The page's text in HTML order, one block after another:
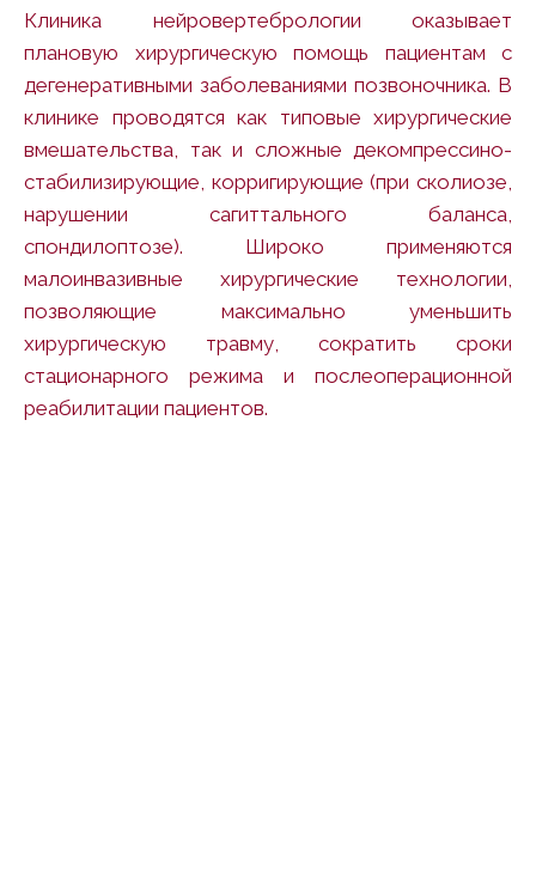
Клиника нейровертебрологии оказывает
плановую хирургическую помощь пациентам с
дегенеративными заболеваниями позвоночника. В
клинике проводятся как типовые хирургические
вмешательства, так и сложные декомпрессино-
стабилизирующие, корригирующие (при сколиозе,
нарушении сагиттального баланса,
спондилоптозе). Широко применяются
малоинвазивные хирургические технологии,
позволяющие максимально уменьшить
хирургическую травму, сократить сроки
стационарного режима и послеоперационной
реабилитации пациентов.